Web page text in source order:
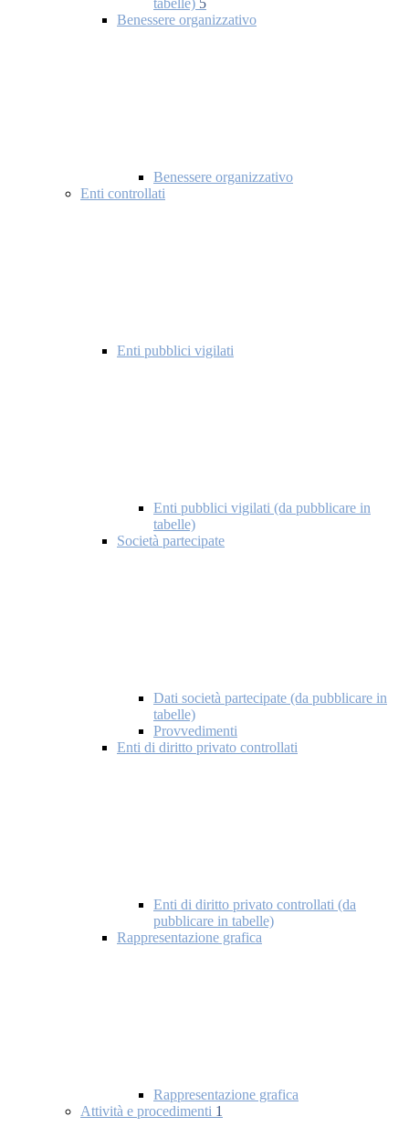
tabelle) 5
Benessere organizzativo
Benessere organizzativo
Enti controllati
Enti pubblici vigilati
Enti pubblici vigilati (da pubblicare in
tabelle)
Società partecipate
Dati società partecipate (da pubblicare in
tabelle)
Provvedimenti
Enti di diritto privato controllati
Enti di diritto privato controllati (da
pubblicare in tabelle)
Rappresentazione grafica
Rappresentazione grafica
Attività e procedimenti 1